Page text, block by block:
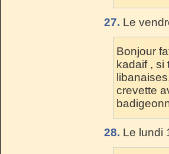
27. Le
Bonjour
kadaif , si
crevette
28. Le lundi